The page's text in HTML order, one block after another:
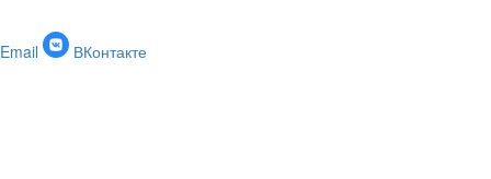
Email ВКонтакте